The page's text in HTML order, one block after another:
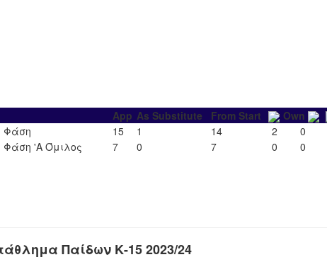
App As Substitute From Start Own
Φάση
15 1 14 2 0
Φάση 'Α Όμιλος
7 0 7 0 0
Παίδων Κ-15 2023/24